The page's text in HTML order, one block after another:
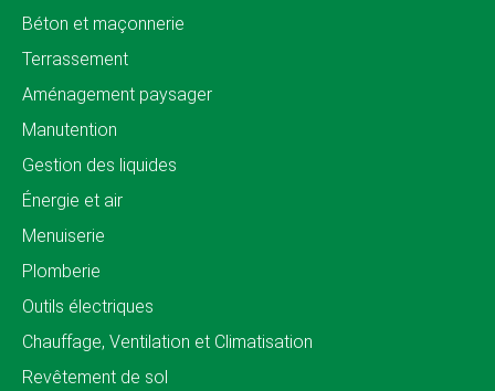
Béton et maçonnerie
Terrassement
Aménagement paysager
Manutention
Gestion des liquides
Énergie et air
Menuiserie
Plomberie
Outils électriques
Chauffage, Ventilation et Climatisation
Revêtement de sol